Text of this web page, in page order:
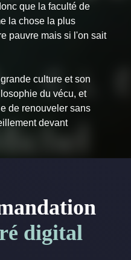
que la faculté de
la chose la plus
pauvre mais si l'on sait
culture et son
du vécu, et
de renouveler sans
devant
digital